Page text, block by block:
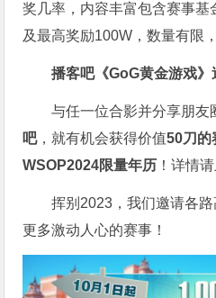
奖几率，内容丰富包含赛事基
及最高奖励100W，数量有限
播客吧《GoG黄金游戏》
与任一位合影并分享朋友
吧，就有机会获得价值50刀的
WSOP2024限量年历 ！详情
挥别2023，我们邀请各
更多激动人心的赛事！